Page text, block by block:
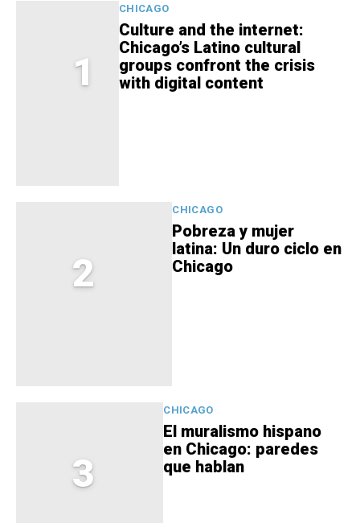
1
CHICAGO
Culture and the internet:
Chicago’s Latino cultural
groups confront the crisis
with digital content
2
CHICAGO
Pobreza y mujer
latina: Un duro ciclo en
Chicago
3
CHICAGO
El muralismo hispano
en Chicago: paredes
que hablan